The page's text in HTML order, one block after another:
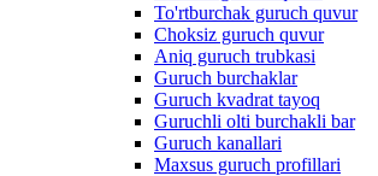
To'rtburchak guruch quvur
Choksiz guruch quvur
Aniq guruch trubkasi
Guruch burchaklar
Guruch kvadrat tayoq
Guruchli olti burchakli bar
Guruch kanallari
Maxsus guruch profillari